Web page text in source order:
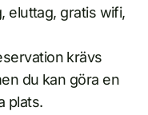
eluttag, gratis wifi,
krävs
du kan göra en
plats.